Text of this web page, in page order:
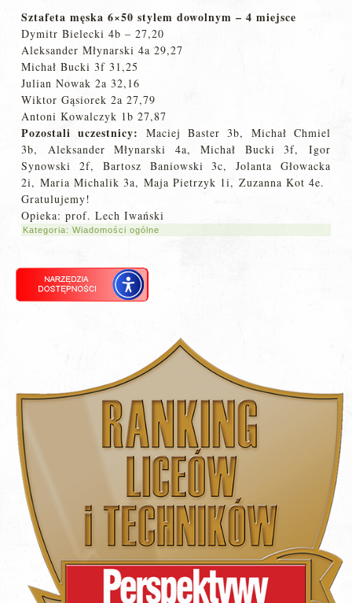
Sztafeta męska 6×50 stylem dowolnym – 4 miejsce
Dymitr Bielecki 4b – 27,20
Aleksander Młynarski 4a 29,27
Michał Bucki 3f 31,25
Julian Nowak 2a 32,16
Wiktor Gąsiorek 2a 27,79
Antoni Kowalczyk 1b 27,87
Pozostali uczestnicy:Maciej Baster 3b, Michał Chmiel
3b, Aleksander Młynarski 4a, Michał Bucki 3f, Igor
Synowski 2f, Bartosz Baniowski 3c, Jolanta Głowacka
2i, Maria Michalik 3a, Maja Pietrzyk 1i, Zuzanna Kot 4e.
Gratulujemy!
Opieka: prof. Lech Iwański
Kategoria:Wiadomości ogólne